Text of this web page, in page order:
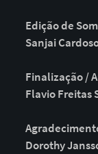
Edição de
Sanjai
Finalização /
Flavio Freitas
Dorothy